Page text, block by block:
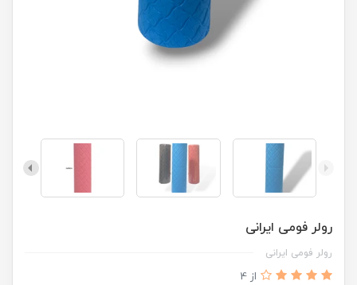
رولر فومی ایرانی
رولر فومی ایرانی
از 4